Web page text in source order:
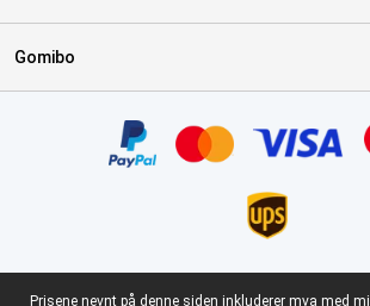
Gomibo
Prisene nevnt på denne siden inkluderer mva med